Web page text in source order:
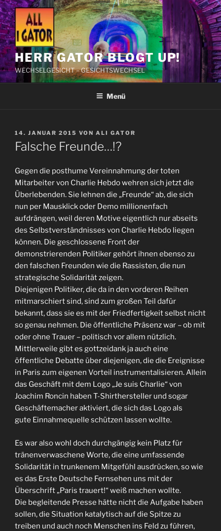
Zum
Inhalt
springen
HERR GATOR BLOGT UP!
WECHSELGESICHT – GESICHTSWECHSEL
Menü
VERÖFFENTLICHT
AM
14. JANUAR 2015 VON ALI GATOR
Falsche Freunde…!?
Gegen die posthume Vereinnahmung der toten
Mitarbeiter von Charlie Hebdo wehren sich jetzt die
Überlebenden. Sie lehnen die „Freunde“ ab, die sich
nun per Mausklick oder Demo millionenfach
aufdrängen, weil deren Motive eigentlich nur abseits
des Selbstverständnisses von Charlie Hebdo liegen
können. Die geschlossene Front der
demonstrierenden Politiker gehört ihnen ebenso zu
den falschen Freunden wie die Rassisten, die nun
strategische Solidarität zeigen.
Diejenigen Politiker, die da in den vorderen Reihen
mitmarschiert sind, sind zum großen Teil dafür
bekannt, dass sie es mit der Friedfertigkeit selbst nicht
so genau nehmen. Die öffentliche Präsenz war – ob mit
oder ohne Trauer – politisch vor allem nützlich.
Mittlerweile gibt es gottzeidank ja auch eine
öffentliche Debatte über diejenigen, die die Ereignisse
in Paris zum eigenen Vorteil instrumentalisieren. Allein
das Geschäft mit dem Logo „Je suis Charlie“ von
Joachim Roncin haben T-Shirthersteller und sogar
Geschäftemacher aktiviert, die sich das Logo als
gute Einnahmequelle schützen lassen wollte.
Es war also wohl doch durchgängig kein Platz für
tränenverwaschene Worte, die eine umfassende
Solidarität in trunkenem Mitgefühl ausdrücken, so wie
es das Erste Deutsche Fernsehen uns mit der
Überschrift „Paris trauert!“ weiß machen wollte.
Die begleitende Presse hätte nicht die Aufgabe haben
sollen, die Situation katalytisch auf die Spitze zu
treiben und auch noch Menschen ins Feld zu führen,